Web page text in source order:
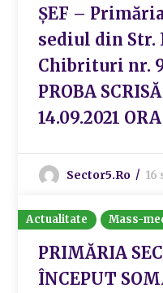
ȘEF –
sediul din Str.
Chibrituri nr.
PROBA
14.09.2021
Sector5.ro 16
Actualitate Mass-
PRIMĂRIA
ÎNCEPUT